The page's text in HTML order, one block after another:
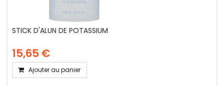
STICK D'ALUN DE POTASSIUM
15,65 €
Ajouter au panier